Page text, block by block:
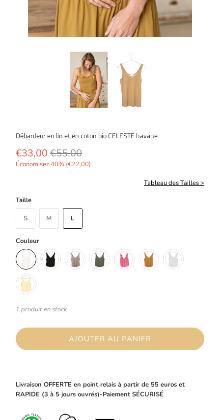
Débardeur en lin et en coton bio CELESTE havane
€33,00 €55,00
Économisez 40% (€22,00)
Tableau des Tailles >
Taille
S M L
Couleur
1 produit en stock
AJOUTER AU PANIER
Livraison OFFERTE en point relais à partir de 55 euros et
RAPIDE (3 à 5 jours ouvrés)-Paiement SÉCURISÉ